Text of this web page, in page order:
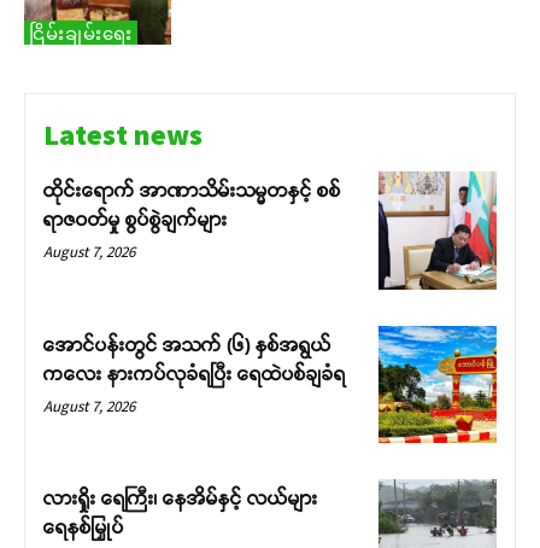
ငြိမ်းချမ်းရေး
Latest news
ထိုင်းရောက် အာဏာသိမ်းသမ္မတနှင့် စစ်
ရာဇဝတ်မှု စွပ်စွဲချက်များ
August 7, 2026
အောင်ပန်းတွင် အသက် (၆) နှစ်အရွယ်
ကလေး နားကပ်လုခံရပြီး ရေထဲပစ်ချခံရ
August 7, 2026
လားရှိုး ရေကြီး၊ နေအိမ်နှင့် လယ်များ
ရေနစ်မြှုပ်